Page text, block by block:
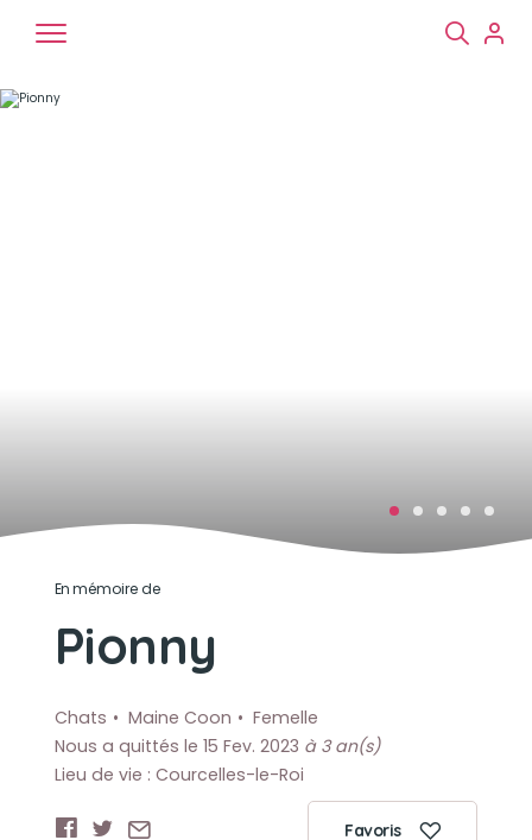
En mémoire de
Pionny
Chats Maine Coon
Femelle
Nous a quittés le 15 Fev. 2023 à 3 an(s)
Lieu de vie : Courcelles-le-Roi
Favoris